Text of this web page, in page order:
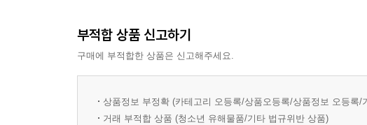
부적합 상품 신고하기
구매에 부적합한 상품은 신고해주세요.
상품정보 부정확 (카테고리 오등록/상품오등록/상품정보 오등록/
거래 부적합 상품 (청소년 유해물품/기타 법규위반 상품)